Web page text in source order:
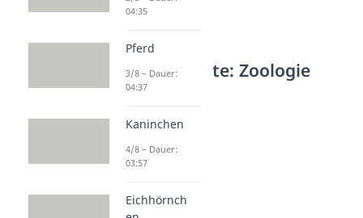
Weitere Inhalte: Zoologie
Raubkatzen
Dauer: 04:02
Jaguar (Tier)
Dauer: 03:58
Dauer: 02:58
Sibirischer Tiger
04:35
Pferd
3/8 – Dauer:
04:37
Kaninchen
4/8 – Dauer:
03:57
Eichhörnch